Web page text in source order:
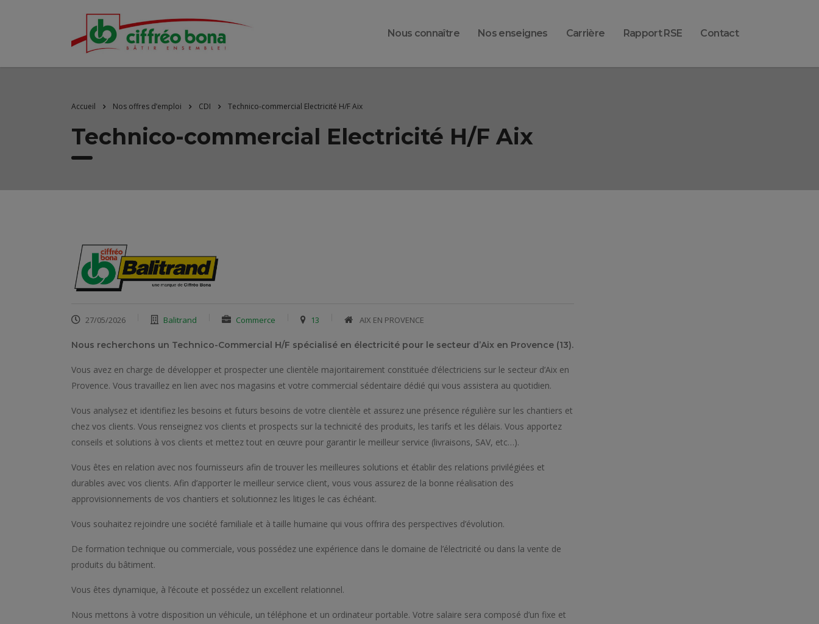
Nous connaître Nos enseignes Carrière Rapport RSE Contact
Accueil Nos offres d’emploi CDI Technico-commercial Electricité H/F Aix
Technico-commercial Electricité H/F Aix
27/05/2026 Balitrand Commerce 13 ​ AIX EN PROVENCE
Nous recherchons un Technico-Commercial H/F spécialisé en électricité pour le secteur d’Aix en Provence (13).
Vous avez en charge de développer et prospecter une clientèle majoritairement constituée d’électriciens sur le secteur d’Aix en
Provence. Vous travaillez en lien avec nos magasins et votre commercial sédentaire dédié qui vous assistera au quotidien.
Vous analysez et identifiez les besoins et futurs besoins de votre clientèle et assurez une présence régulière sur les chantiers et
chez vos clients. Vous renseignez vos clients et prospects sur la technicité des produits, les tarifs et les délais. Vous apportez
conseils et solutions à vos clients et mettez tout en œuvre pour garantir le meilleur service (livraisons, SAV, etc…).
Vous êtes en relation avec nos fournisseurs afin de trouver les meilleures solutions et établir des relations privilégiées et
durables avec vos clients. Afin d’apporter le meilleur service client, vous vous assurez de la bonne réalisation des
approvisionnements de vos chantiers et solutionnez les litiges le cas échéant.
Vous souhaitez rejoindre une société familiale et à taille humaine qui vous offrira des perspectives d’évolution.
De formation technique ou commerciale, vous possédez une expérience dans le domaine de l’électricité ou dans la vente de
produits du bâtiment.
Vous êtes dynamique, à l’écoute et possédez un excellent relationnel.
Nous mettons à votre disposition un véhicule, un téléphone et un ordinateur portable. Votre salaire sera composé d’un fixe et